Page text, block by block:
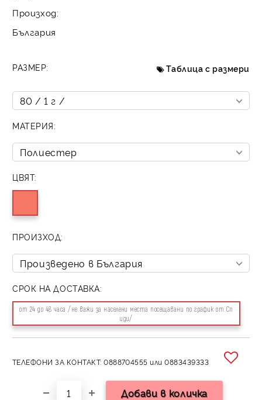
Произход:
България
РАЗМЕР: Таблица с размери
МАТЕРИЯ:
ЦВЯТ:
ПРОИЗХОД:
СРОК НА ДОСТАВКА:
от 24 до 48 часа /не важи за населени места посещавани по график от Сп
иди/
ТЕЛЕФОНИ ЗА КОНТАКТ: 0888704555 или 0883439333